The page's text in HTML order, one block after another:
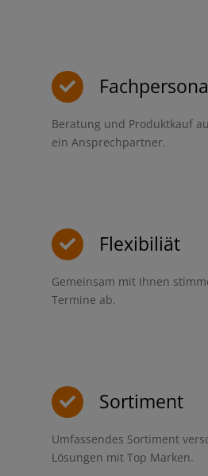
Beratung und Produktkauf
ein Ansprechpartner.
Flexibiliät
Gemeinsam mit Ihnen
Termine ab.
Sortiment
Umfassendes Sortiment
Lösungen mit Top Marken.